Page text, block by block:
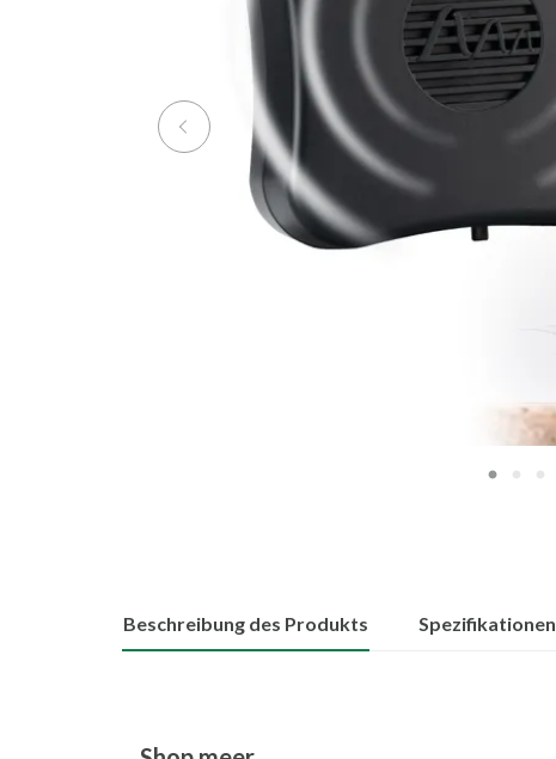
Beschreibung des Produkts Spezifikationen